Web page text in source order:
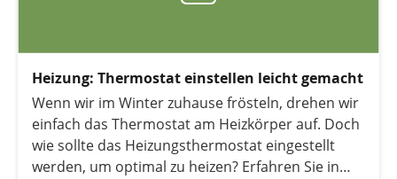
Heizung: Thermostat einstellen leicht gemacht
Wenn wir im Winter zuhause frösteln, drehen wir
einfach das Thermostat am Heizkörper auf. Doch
wie sollte das Heizungsthermostat eingestellt
werden, um optimal zu heizen? Erfahren Sie in